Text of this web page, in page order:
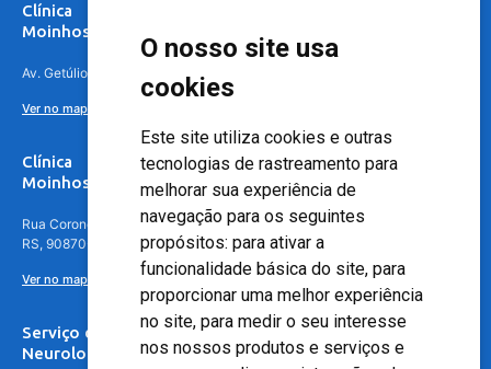
O nosso site usa
cookies
Este site utiliza cookies e outras
tecnologias de rastreamento para
melhorar sua experiência de
navegação para os seguintes
propósitos: para ativar a
funcionalidade básica do site, para
proporcionar uma melhor experiência
no site, para medir o seu interesse
nos nossos produtos e serviços e
Clínica
Moinhos de Vento Canoas
Av. Getúlio Vargas, 4841 – Centro, Canoas – RS, 92010-010
Ver no mapa
Clínica
Moinhos de Vento - Teresópolis
Rua Coronel Aparício Borges, 250 - 3º andar - Teresópolis, Porto Alegre -
RS, 90870-016
Ver no mapa
Serviço de
Neurologia